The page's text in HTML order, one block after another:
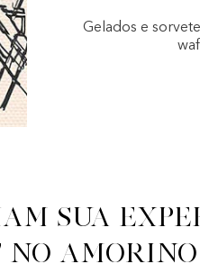
Gelados e
sua
Amorino